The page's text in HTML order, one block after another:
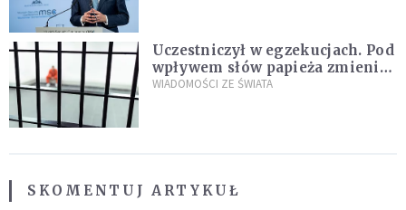
Uczestniczył w egzekucjach. Pod
wpływem słów papieża zmienił
zdanie
WIADOMOŚCI ZE ŚWIATA
SKOMENTUJ ARTYKUŁ